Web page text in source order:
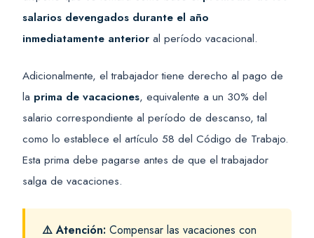
salarios devengados durante el año
inmediatamente anterior al período vacacional.
Adicionalmente, el trabajador tiene derecho al pago de
la prima de vacaciones, equivalente a un 30% del
salario correspondiente al período de descanso, tal
como lo establece el artículo 58 del Código de Trabajo.
Esta prima debe pagarse antes de que el trabajador
salga de vacaciones.
⚠️ Atención: Compensar las vacaciones con